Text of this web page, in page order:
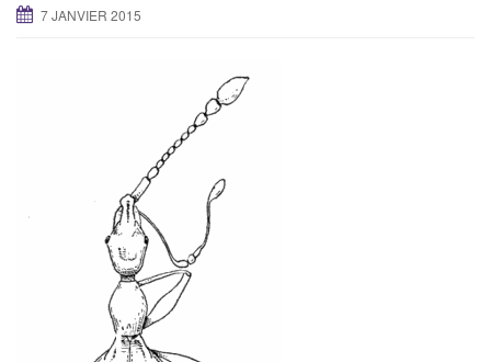
7 JANVIER 2015